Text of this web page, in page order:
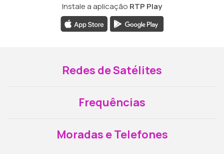
Instale a aplicação RTP Play
Redes de Satélites
Frequências
Moradas e Telefones